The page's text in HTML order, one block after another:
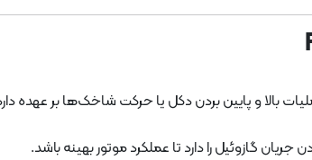
بالا و پایین بردن دکل یا حرکت شاخک‌ها بر عهده
گازوئیل را دارد تا عملکرد موتور بهینه باشد.